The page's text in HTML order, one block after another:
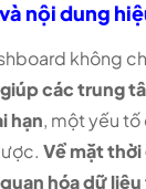
nội dung
không
giúp các trung
hạn, một yếu
Về mặt
hóa dữ